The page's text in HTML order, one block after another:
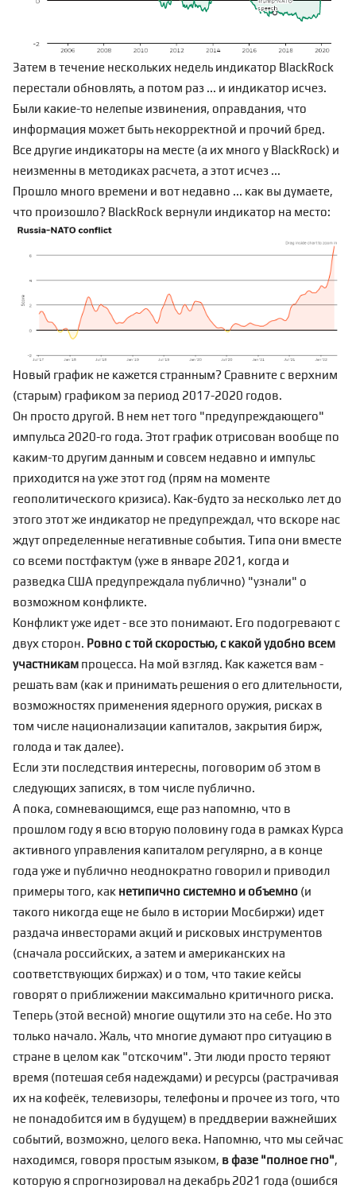
Затем в течение нескольких недель индикатор BlackRock
перестали обновлять, а потом раз ... и индикатор исчез.
Были какие-то нелепые извинения, оправдания, что
информация может быть некорректной и прочий бред.
Все другие индикаторы на месте (а их много у BlackRock) и
неизменны в методиках расчета, а этот исчез ...
Прошло много времени и вот недавно ... как вы думаете,
что произошло? BlackRock вернули индикатор на место:
Новый график не кажется странным? Сравните с верхним
(старым) графиком за период 2017-2020 годов.
Он просто другой. В нем нет того "предупреждающего"
импульса 2020-го года. Этот график отрисован вообще по
каким-то другим данным и совсем недавно и импульс
приходится на уже этот год (прям на моменте
геополитического кризиса). Как-будто за несколько лет до
этого этот же индикатор не предупреждал, что вскоре нас
ждут определенные негативные события. Типа они вместе
со всеми постфактум (уже в январе 2021, когда и
разведка США предупреждала публично) "узнали" о
возможном конфликте.
Конфликт уже идет - все это понимают. Его подогревают с
двух сторон. Ровно с той скоростью, с какой удобно всем
участникам процесса. На мой взгляд. Как кажется вам -
решать вам (как и принимать решения о его длительности,
возможностях применения ядерного оружия, рисках в
том числе национализации капиталов, закрытия бирж,
голода и так далее).
Если эти последствия интересны, поговорим об этом в
следующих записях, в том числе публично.
А пока, сомневающимся, еще раз напомню, что в
прошлом году я всю вторую половину года в рамках Курса
активного управления капиталом регулярно, а в конце
года уже и публично неоднократно говорил и приводил
примеры того, как нетипично системно и объемно (и
такого никогда еще не было в истории Мосбиржи) идет
раздача инвесторами акций и рисковых инструментов
(сначала российских, а затем и американских на
соответствующих биржах) и о том, что такие кейсы
говорят о приближении максимально критичного риска.
Теперь (этой весной) многие ощутили это на себе. Но это
только начало. Жаль, что многие думают про ситуацию в
стране в целом как "отскочим". Эти люди просто теряют
время (потешая себя надеждами) и ресурсы (растрачивая
их на кофеёк, телевизоры, телефоны и прочее из того, что
не понадобится им в будущем) в преддверии важнейших
событий, возможно, целого века. Напомню, что мы сейчас
находимся, говоря простым языком, в фазе "полное гно",
которую я спрогнозировал на декабрь 2021 года (ошибся